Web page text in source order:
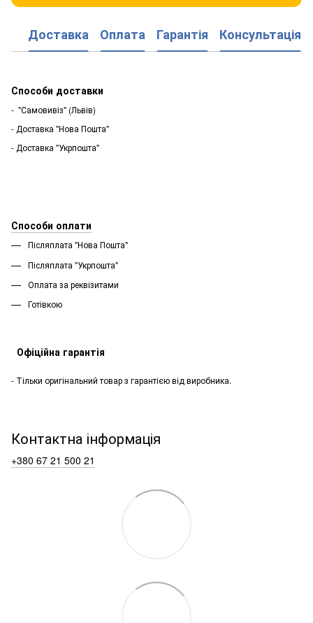
Доставка Оплата Гарантія Консультація
Способи доставки
- "Самовивіз" (Львів)
- Доставка "Нова Пошта"
- Доставка "Укрпошта"
Способи оплати
Післяплата "Нова Пошта"
Післяплата "Укрпошта''
Оплата за реквізитами
Готівкою
Офіційна гарантія
- Тільки оригінальний товар з гарантією від виробника.
Контактна інформація
+380 67 21 500 21